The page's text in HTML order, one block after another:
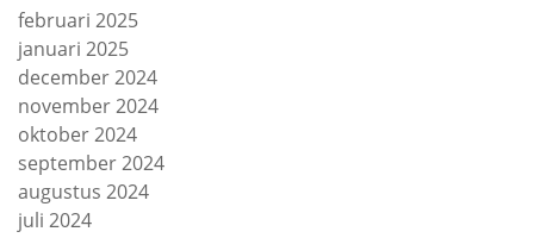
februari 2025
januari 2025
december 2024
november 2024
oktober 2024
september 2024
augustus 2024
juli 2024